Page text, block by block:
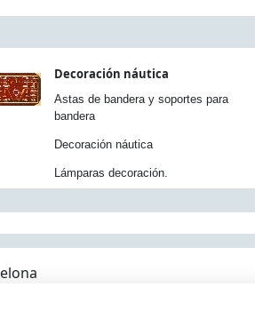
Decoración náutica
Astas de bandera y soportes para
bandera
Decoración náutica
Lámparas decoración.